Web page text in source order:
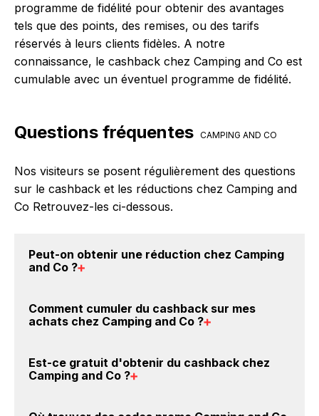
programme de fidélité pour obtenir des avantages
tels que des points, des remises, ou des tarifs
réservés à leurs clients fidèles. A notre
connaissance, le cashback chez Camping and Co est
cumulable avec un éventuel programme de fidélité.
Questions fréquentes CAMPING AND CO
Nos visiteurs se posent régulièrement des questions
sur le cashback et les réductions chez Camping and
Co Retrouvez-les ci-dessous.
Peut-on obtenir une réduction chez Camping
and Co ?
crédités sur votre cagnotte BackBackBack lorsque
vous réalisez un achat sur le site web de Camping
éventuels bonus.
Comment cumuler du cashback sur mes
achats chez Camping and Co ?
Camping and Co : Créez votre compte sur
BackBackBack et cliquez sur le bouton Activer le
Est-ce gratuit d'obtenir du cashback chez
Camping and Co ?